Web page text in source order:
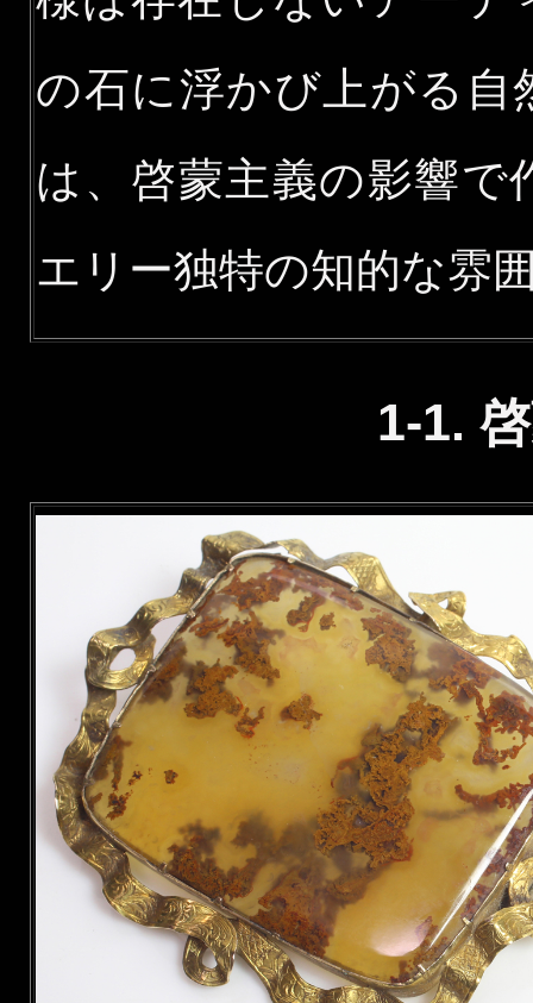
の石に浮かび上がる自
は、啓蒙主義の影響
エリー独特の知的な雰
1-1.